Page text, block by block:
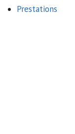
Prestations